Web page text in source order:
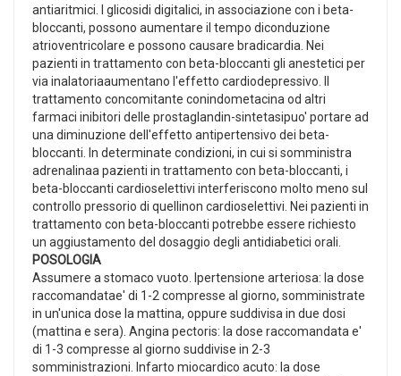
antiaritmici. I glicosidi digitalici, in associazione con i beta-
bloccanti, possono aumentare il tempo diconduzione
atrioventricolare e possono causare bradicardia. Nei
pazienti in trattamento con beta-bloccanti gli anestetici per
via inalatoriaaumentano l'effetto cardiodepressivo. Il
trattamento concomitante conindometacina od altri
farmaci inibitori delle prostaglandin-sintetasipuo' portare ad
una diminuzione dell'effetto antipertensivo dei beta-
bloccanti. In determinate condizioni, in cui si somministra
adrenalinaa pazienti in trattamento con beta-bloccanti, i
beta-bloccanti cardioselettivi interferiscono molto meno sul
controllo pressorio di quellinon cardioselettivi. Nei pazienti in
trattamento con beta-bloccanti potrebbe essere richiesto
un aggiustamento del dosaggio degli antidiabetici orali.
POSOLOGIA
Assumere a stomaco vuoto. Ipertensione arteriosa: la dose
raccomandatae' di 1-2 compresse al giorno, somministrate
in un'unica dose la mattina, oppure suddivisa in due dosi
(mattina e sera). Angina pectoris: la dose raccomandata e'
di 1-3 compresse al giorno suddivise in 2-3
somministrazioni. Infarto miocardico acuto: la dose